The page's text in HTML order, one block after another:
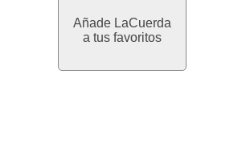
Añade LaCuerda
a tus favoritos